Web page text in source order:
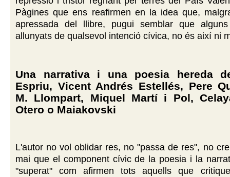
Pàgines que ens reafirmen en la idea que,
apressada del llibre, pugui semblar que
allunyats de qualsevol intenció cívica, no és així ni
Una narrativa i una poesia hereda
Espriu, Vicent Andrés Estellés, Pere
M. Llompart, Miquel Martí i Pol,
Otero o Maiakovski
L'autor no vol oblidar res, no "passa de res", no
mai que el component cívic de la poesia i la
"superat" com afirmen tots aquells que